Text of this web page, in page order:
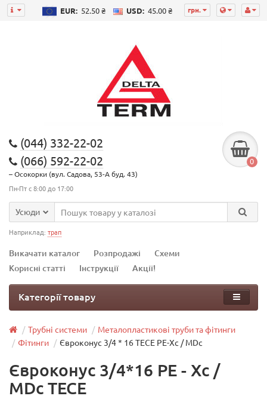
грн.
EUR: 52.50 ₴ USD: 45.00 ₴
(044) 332-22-02
(066) 592-22-02
– Осокорки (вул. Садова, 53-А буд. 43)
Пн-Пт с 8:00 до 17:00
0
Усюди
Наприклад: трап
Викачати каталог Розпродажі
Схеми
Корисні статті
Інструкції Акції!
Категорії товару
Трубні системи
Металопластикові труби та фітинги
Фітинги
Євроконус 3/4 * 16 TECE РЕ-Xc / МDc
Євроконус 3/4*16 РЕ - Xc /
МDc TECE